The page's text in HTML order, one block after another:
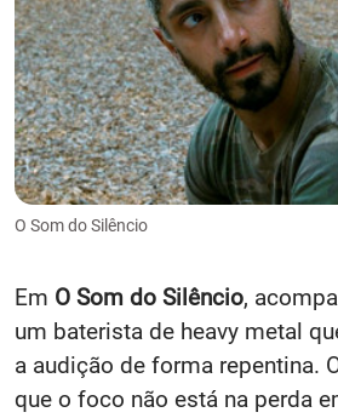
O Som do Silêncio
Em O Som do Silêncio,
um baterista de heavy metal
a audição de forma repentina.
que o foco não está na perda